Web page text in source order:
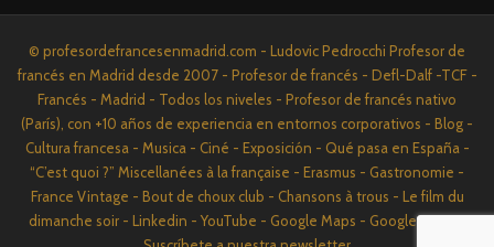
© profesordefrancesenmadrid.com - Ludovic Pedrocchi Profesor de
francés en Madrid desde 2007 - Profesor de francés - Defl-Dalf -TCF -
Francés - Madrid - Todos los niveles - Profesor de francés nativo
(París), con +10 años de experiencia en entornos corporativos - Blog -
Cultura francesa - Musica - Ciné - Exposición - Qué pasa en España -
“C’est quoi ?” Miscellanées à la française - Erasmus - Gastronomie -
France Vintage - Bout de choux club - Chansons à trous - Le film du
dimanche soir - Linkedin - YouTube - Google Maps - Google News -